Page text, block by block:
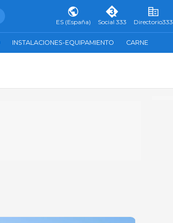
ES (España) Social 333 Directorio333
INSTALACIONES-EQUIPAMIENTO CARNE